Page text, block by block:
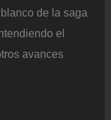
de la saga
el
avances